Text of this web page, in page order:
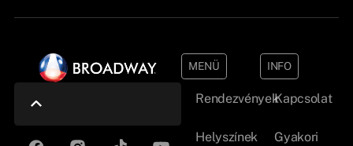
MENÜ
Rendezvények
Helyszínek
INFO
Kapcsolat
Gyakori